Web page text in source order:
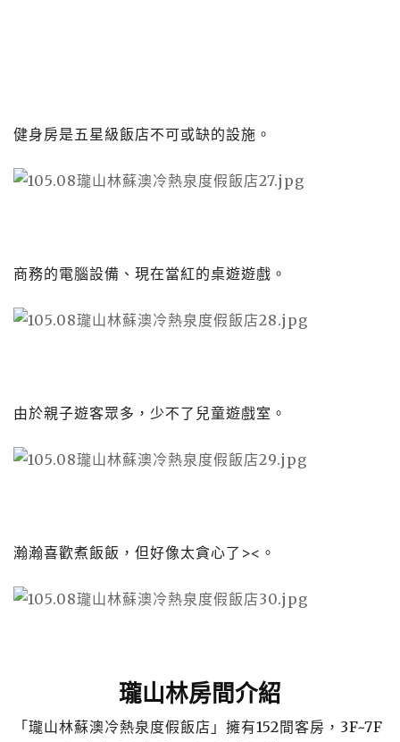
健身房是五星級飯店不可或缺的設施。
商務的電腦設備、現在當紅的桌遊遊戲。
由於親子遊客眾多，少不了兒童遊戲室。
瀚瀚喜歡煮飯飯，但好像太貪心了><。
瓏山林房間介紹
「瓏山林蘇澳冷熱泉度假飯店」擁有152間客房，3F~7F